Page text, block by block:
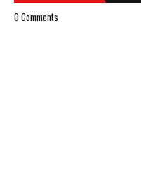
0 Comments